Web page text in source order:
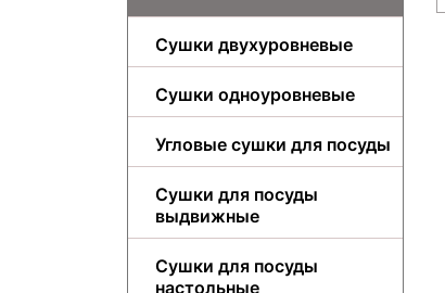
Сушки двухуровневые
Сушки одноуровневые
Угловые сушки для посуды
Сушки для посуды
выдвижные
Сушки для посуды
настольные